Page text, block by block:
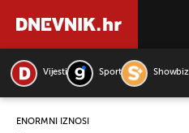
Vijesti Sport
ENORMNI IZNOSI
PRETRAŽITE VIJESTI